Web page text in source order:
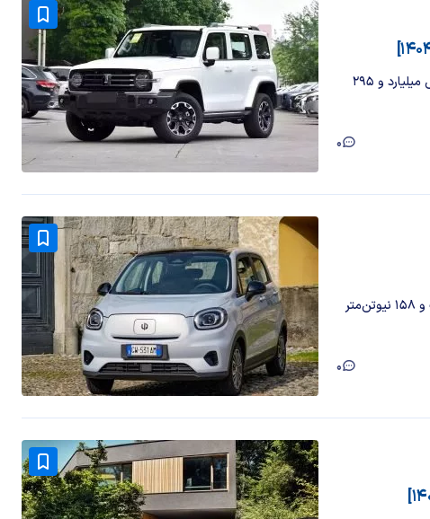
قیمت تانک ۳۰۰ مونتاژی از سوی شتابران خودرو معادل شش میلیارد و ۲۹۵
0
لیپ موتور T03 به یک موتور الکتریکی با ۱۰۸ اسب‌بخار قدرت و ۱۵۸ نیوتن‌متر
0